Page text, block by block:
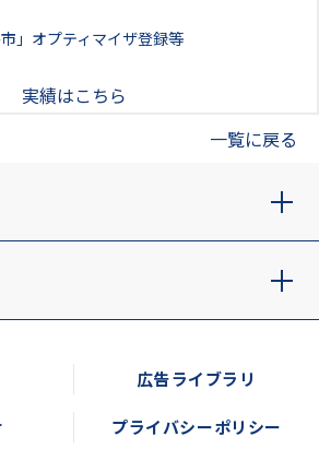
市」オプティマイザ登録等
実績はこちら
一覧に戻る
広告ライブラリ
プライバシーポリシー